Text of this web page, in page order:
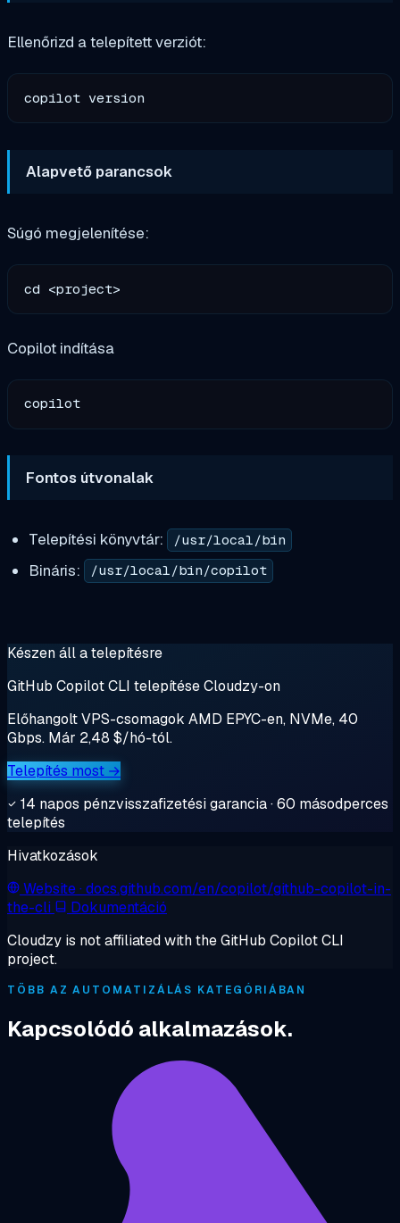
Ellenőrizd a telepített verziót:
Alapvető parancsok
Súgó megjelenítése:
Copilot indítása
copilot
Fontos útvonalak
Telepítési könyvtár: /usr/local/bin
Bináris: /usr/local/bin/copilot
Készen áll a telepítésre
GitHub Copilot CLI telepítése Cloudzy-on
Előhangolt VPS-csomagok AMD EPYC-en, NVMe, 40
Gbps. Már 2,48 $/hó-tól.
Telepítés most →
14 napos pénzvisszafizetési garancia · 60 másodperces
telepítés
Hivatkozások
Website· docs.github.com/en/copilot/github-copilot-in-
the-cli
Dokumentáció
Cloudzy is not affiliated with the GitHub Copilot CLI
project.
TÖBB AZ AUTOMATIZÁLÁS KATEGÓRIÁBAN
Kapcsolódó alkalmazások.